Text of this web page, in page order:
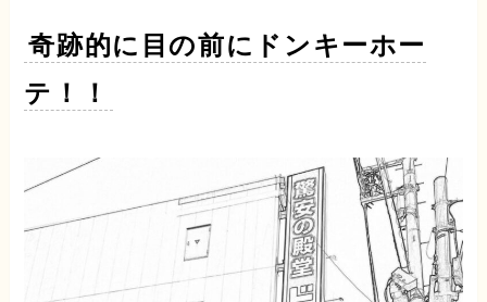
奇跡的に目の前にドンキーホー
テ！！